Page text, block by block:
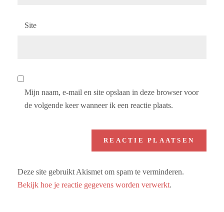
Site
Mijn naam, e-mail en site opslaan in deze browser voor
de volgende keer wanneer ik een reactie plaats.
Deze site gebruikt Akismet om spam te verminderen.
Bekijk hoe je reactie gegevens worden verwerkt.